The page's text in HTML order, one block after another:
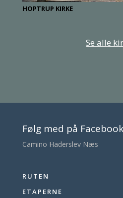
HOPTRUP KIRKE
Se alle
Følg med på
Camino Haderslev Næs
RUTEN
ETAPERNE